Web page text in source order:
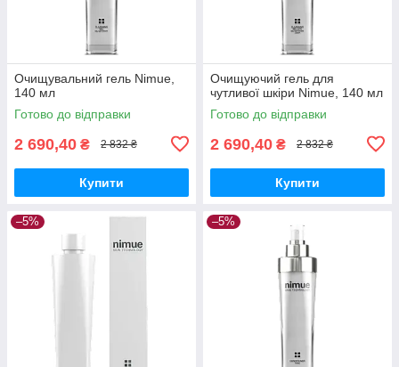
Очищувальний гель Nimue,
140 мл
Готово до відправки
2 690,40 ₴ 2 832 ₴
Купити
Очищуючий гель для
чутливої шкіри Nimue, 140 мл
Готово до відправки
2 690,40 ₴ 2 832 ₴
Купити
–5% –5%